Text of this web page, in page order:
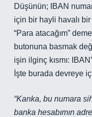
Düşünün; IBAN
için bir hayli havalı
“Para atacağım”
butonuna basmak
işin ilginç kısmı:
İşte burada devreye
“Kanka, bu numara
banka hesabımın